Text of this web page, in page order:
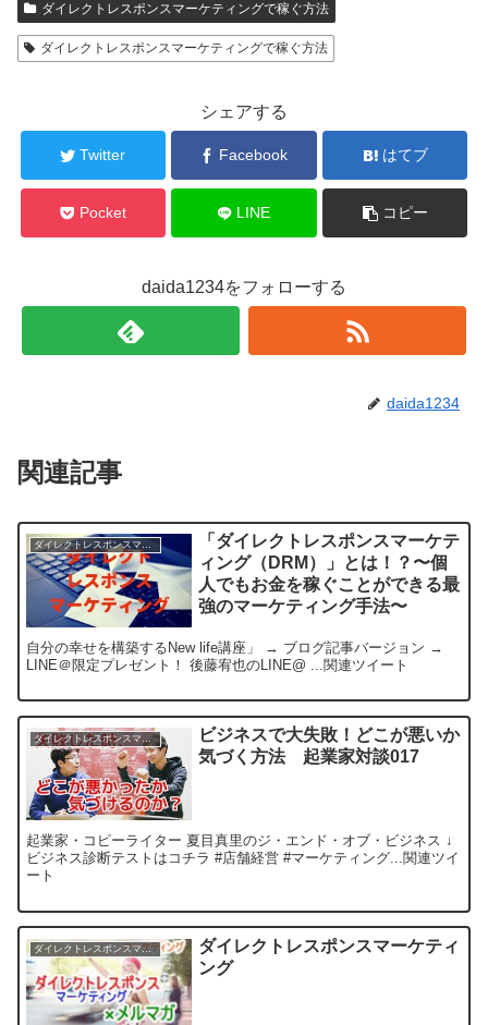
ダイレクトレスポンスマーケティングで稼ぐ方法
ダイレクトレスポンスマーケティングで稼ぐ方法
シェアする
Twitter Facebook はてブ
Pocket LINE コピー
daida1234をフォローする
daida1234
関連記事
「ダイレクトレスポンスマーケテ
ィング（DRM）」とは！？〜個
人でもお金を稼ぐことができる最
強のマーケティング手法〜
自分の幸せを構築するNew life講座」 → ブログ記事バージョン →
LINE＠限定プレゼント！ 後藤宥也のLINE@ ...関連ツイート
ダイレクトレスポンスマーケティングで稼ぐ方法
ビジネスで大失敗！どこが悪いか
気づく方法 起業家対談017
起業家・コピーライター 夏目真里のジ・エンド・オブ・ビジネス ↓
ビジネス診断テストはコチラ #店舗経営 #マーケティング...関連ツイ
ート
ダイレクトレスポンスマーケティングで稼ぐ方法
ダイレクトレスポンスマーケティ
ング